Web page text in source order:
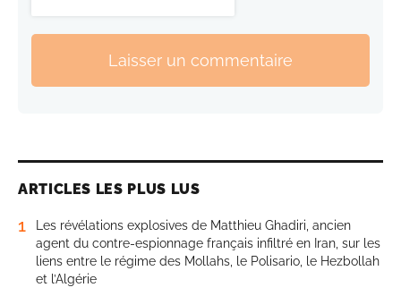
Laisser un commentaire
ARTICLES LES PLUS LUS
1
Les révélations explosives de Matthieu Ghadiri, ancien
agent du contre-espionnage français infiltré en Iran, sur les
liens entre le régime des Mollahs, le Polisario, le Hezbollah
et l’Algérie